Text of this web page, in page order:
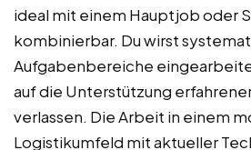
ideal mit einem Hauptjob oder
kombinierbar. Du wirst
Aufgabenbereiche
auf die Unterstützung
verlassen. Die Arbeit in einem
Logistikumfeld mit aktueller